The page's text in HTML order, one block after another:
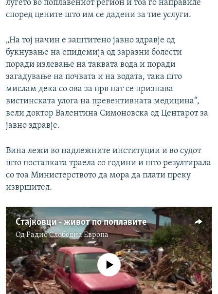
луѓето во поплавениот регион и тоа го направиле
според цените што им се дадени за тие услуги.
„На тој начин е заштитено јавно здравје од
букнување на епидемија од заразни болести
поради излевање на таквата вода и поради
загадување на почвата и на водата, така што
мислам дека со ова за прв пат се признава
вистинската улога на превентивната медицина“,
вели доктор Валентина Симоновска од Центарот за
јавно здравје.
Вина лежи во надлежните институции и во судот
што постапката траела со години и што резултирала
со тоа Министерството да мора да плати преку
извршител.
Стајковци - живот по поплавите
ОдРадио Слободна Eвропа
No media source currently available